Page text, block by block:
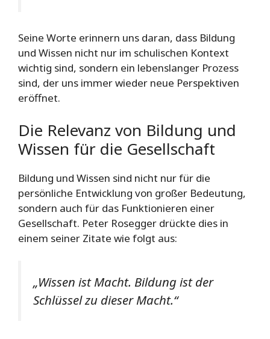
Seine Worte erinnern uns daran, dass Bildung
und Wissen nicht nur im schulischen Kontext
wichtig sind, sondern ein lebenslanger Prozess
sind, der uns immer wieder neue Perspektiven
eröffnet.
Die Relevanz von Bildung und
Wissen für die Gesellschaft
Bildung und Wissen sind nicht nur für die
persönliche Entwicklung von großer Bedeutung,
sondern auch für das Funktionieren einer
Gesellschaft. Peter Rosegger drückte dies in
einem seiner Zitate wie folgt aus:
„Wissen ist Macht. Bildung ist der
Schlüssel zu dieser Macht.“